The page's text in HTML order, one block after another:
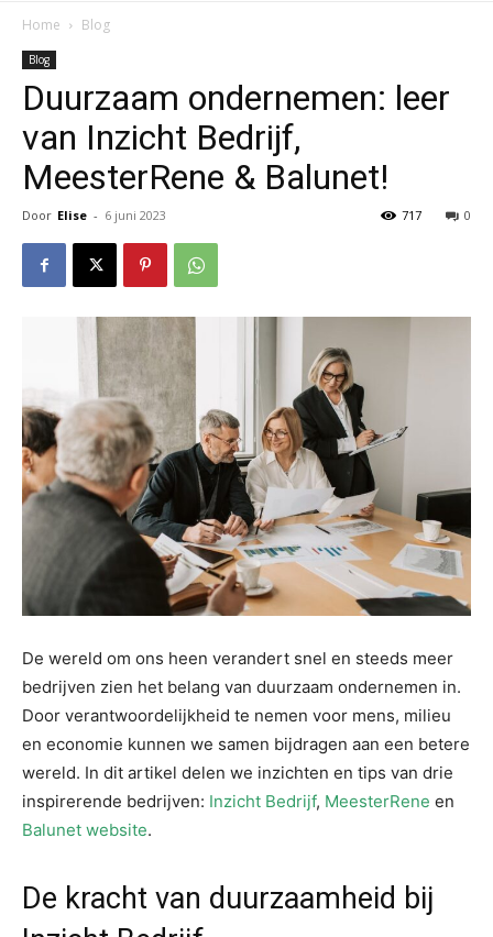
Home Blog
Blog
Duurzaam ondernemen: leer
van Inzicht Bedrijf,
MeesterRene & Balunet!
Door Elise - 6 juni 2023 0
717
De wereld om ons heen verandert snel en steeds meer
bedrijven zien het belang van duurzaam ondernemen in.
Door verantwoordelijkheid te nemen voor mens, milieu
en economie kunnen we samen bijdragen aan een betere
wereld. In dit artikel delen we inzichten en tips van drie
inspirerende bedrijven: Inzicht Bedrijf, MeesterRene en
Balunet website.
De kracht van duurzaamheid bij